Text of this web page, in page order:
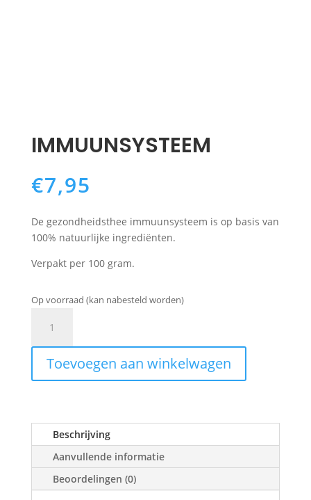
IMMUUNSYSTEEM
€7,95
De gezondheidsthee immuunsysteem is op basis van
100% natuurlijke ingrediënten.
Verpakt per 100 gram.
Op voorraad (kan nabesteld worden)
aantal
Toevoegen aan winkelwagen
Beschrijving
Aanvullende informatie
Beoordelingen (0)